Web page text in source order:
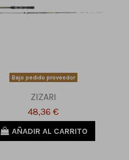
Bajo pedido proveedor
ZIZARI
48,36 €
AÑADIR AL CARRITO